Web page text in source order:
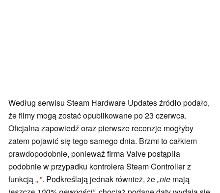
Według serwisu Steam Hardware Updates źródło podało,
że filmy mogą zostać opublikowane po 23 czerwca.
Oficjalna zapowiedź oraz pierwsze recenzje mogłyby
zatem pojawić się tego samego dnia. Brzmi to całkiem
prawdopodobnie, ponieważ firma Valve postąpiła
podobnie w przypadku kontrolera Steam Controller z
funkcją „”. Podkreślają jednak również, że„nie mają